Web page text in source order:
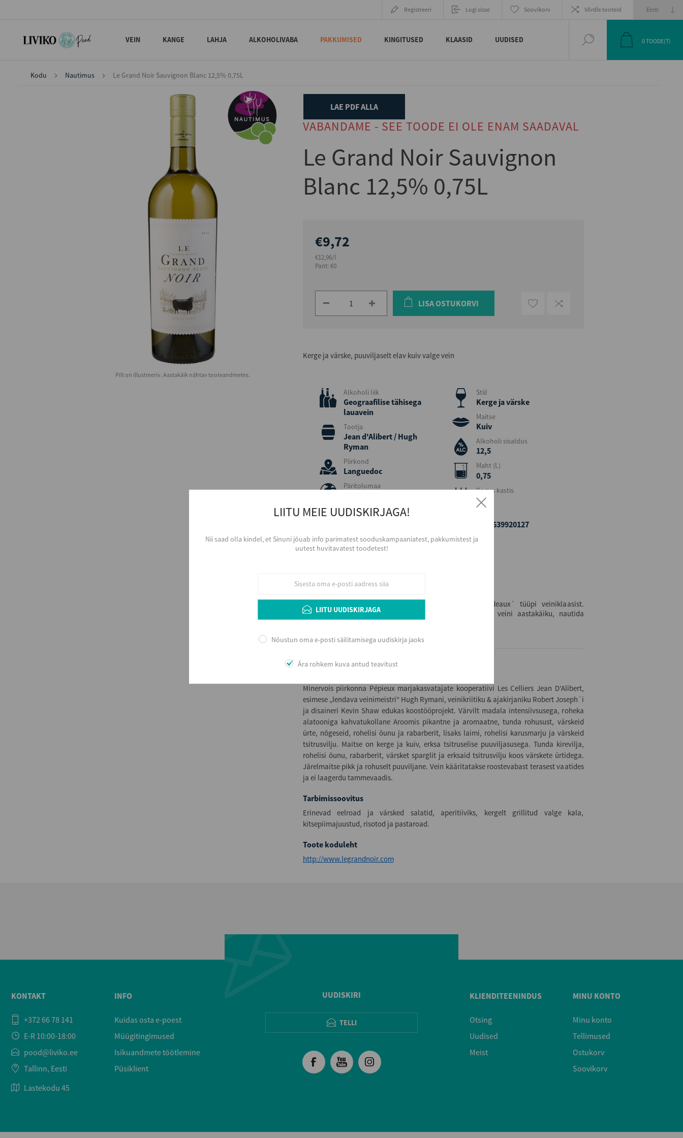
Registreeri Logi sisse Soovikorv Võrdle tooteid
VEIN KANGE LAHJA ALKOHOLIVABA PAKKUMISED KINGITUSED KLAASID UUDISED 0TOODE(T)
Kodu Nautimus Le Grand Noir Sauvignon Blanc 12,5% 0,75L
Pilt on illustreeriv. Aastakäik nähtav tooteandmetes.
LAE PDF ALLA
VABANDAME - SEE TOODE EI OLE ENAM SAADAVAL
Le Grand Noir Sauvignon
Blanc 12,5% 0,75L
€9,72
€12,96/l
Pant: €0
LISA OSTUKORVI
Kerge ja värske, puuviljaselt elav kuiv valge vein
Alkoholi liik
Geograafilise tähisega
lauavein
Tootja
Jean d'Alibert / Hugh
Ryman
Piirkond
Languedoc
Päritolumaa
Viinamari
Aastakäik
Valge
Stiil
Kerge ja värske
Maitse
Kuiv
Alkoholi sisaldus
12,5
Maht (L)
0,75
Kogus kastis
6
3378639920127
Serveerimine
Jahutatult, 6 - 8 ºC, väiksemast sihvaka kujuga bordeaux´ tüüpi veiniklaasist.
Arengupotentsiaal veinikeldris kuni 3 aastat, arvestades veini aastakäiku, nautida
võimalikult noorelt.
Minervois piirkonna Pépieux marjakasvatajate kooperatiivi Les Celliers Jean D'Alibert,
esimese „lendava veinimeistri“ Hugh Rymani, veinikriitiku & ajakirjaniku Robert Joseph´i
ja disaineri Kevin Shaw edukas koostööprojekt. Värvilt madala intensiivsusega, roheka
alatooniga kahvatukollane Aroomis pikantne ja aromaatne, tunda rohusust, värskeid
ürte, nõgeseid, rohelisi õunu ja rabarberit, lisaks laimi, rohelisi karusmarju ja värskeid
tsitrusvilju. Maitse on kerge ja kuiv, erksa tsitruselise puuviljasusega. Tunda kirevilja,
rohelisi õunu, rabarberit, värsket sparglit ja erksaid tsitrusvilju koos värskete ürtidega.
Järelmaitse pikk ja rohuselt puuviljane. Vein kääritatakse roostevabast terasest vaatides
ja ei laagerdu tammevaadis.
Tarbimissoovitus
Erinevad eelroad ja värsked salatid, aperitiiviks, kergelt grillitud valge kala,
kitsepiimajuustud, risotod ja pastaroad.
Toote koduleht
http://www.legrandnoir.com
UUDISKIRI
TELLI
KONTAKT
+372 66 78 141
E-R 10:00-18:00
pood@liviko.ee
Tallinn, Eesti
Lastekodu 45
INFO
Kuidas osta e-poest
Müügitingimused
Isikuandmete töötlemine
Püsiklient
KLIENDITEENINDUS
Otsing
Uudised
Meist
MINU KONTO
Minu konto
Tellimused
Ostukorv
Soovikorv
LIITU MEIE UUDISKIRJAGA!
Nii saad olla kindel, et Sinuni jõuab info parimatest sooduskampaaniatest, pakkumistest ja
uutest huvitavatest toodetest!
LIITU UUDISKIRJAGA
Nõustun oma e-posti säilitamisega uudiskirja jaoks
Ära rohkem kuva antud teavitust